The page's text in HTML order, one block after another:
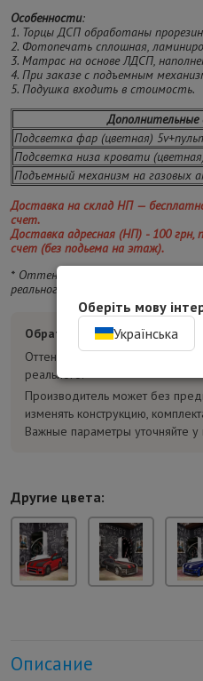
Особенности:
1. Торцы ДСП обработаны
2. Фотопечать сплошная,
3. Матрас на основе ЛДСП,
4. При заказе с подъемным
5. Подушка входить в стоимость.
Дополнительные
Подсветка фар (цветная)
Подсветка низа кровати
Подъемный механизм на газовых
Доставка на склад НП —
счет.
Доставка адресная (НП) - 100 грн,
счет (без подьема на этаж).
* Оттенок изделия на
реального.
Обратите внимание:
Оттенок товара на фотографиях
реального.
Производитель может без
изменять конструкцию,
Важные параметры уточняйте у
Другие цвета:
Описание
Оберіть мову
Українська